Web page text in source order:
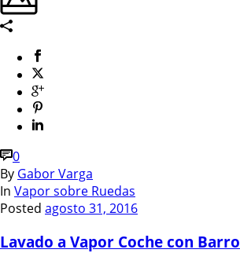
0
By Gabor Varga
In Vapor sobre Ruedas
Posted agosto 31, 2016
Lavado a Vapor Coche con Barro